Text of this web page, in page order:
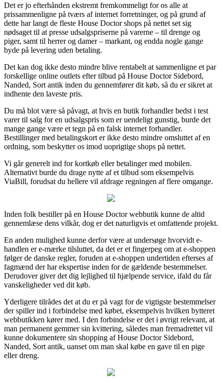
Det er jo efterhånden ekstremt fremkommeligt for os alle at
prissammenligne på tværs af internet forretninger, og på grund af
dette har langt de fleste House Doctor shops på nettet set sig
nødsaget til at presse udsalgspriserne på varerne – til drenge og
piger, samt til herrer og damer – markant, og endda nogle gange
byde på levering uden betaling.
Det kan dog ikke desto mindre blive rentabelt at sammenligne et par
forskellige online outlets efter tilbud på House Doctor Sidebord,
Nanded, Sort antik inden du gennemfører dit køb, så du er sikret at
indhente den laveste pris.
Du må blot være så påvagt, at hvis en butik forhandler bedst i test
varer til salg for en udsalgspris som er uendeligt gunstig, burde det
mange gange være et tegn på en falsk internet forhandler.
Bestillinger med betalingskort er ikke desto mindre omsluttet af en
ordning, som beskytter os imod uoprigtige shops på nettet.
Vi går generelt ind for kortkøb eller betalinger med mobilen.
Alternativt burde du drage nytte af et tilbud som eksempelvis
ViaBill, forudsat du hellere vil afdrage regningen af flere omgange.
Inden folk bestiller på en House Doctor webbutik kunne de altid
gennemlæse dens vilkår, dog er det naturligvis et omfattende projekt.
En anden mulighed kunne derfor være at undersøge hvorvidt e-
handlen er e-mærke tilsluttet, da det er et fingerpeg om at e-shoppen
følger de danske regler, foruden at e-shoppen undertiden efterses af
fagmænd der har ekspertise inden for de gældende bestemmelser.
Derudover giver det dig lejlighed til hjælpende service, ifald du får
vanskeligheder ved dit køb.
Yderligere tilrådes det at du er på vagt for de vigtigste bestemmelser
der spiller ind i forbindelse med købet, eksempelvis hvilken bytteret
webbutikken kører med. I den forbindelse er det i øvrigt relevant, at
man permanent gemmer sin kvittering, således man fremadrettet vil
kunne dokumentere sin shopping af House Doctor Sidebord,
Nanded, Sort antik, uanset om man skal købe en gave til en pige
eller dreng.